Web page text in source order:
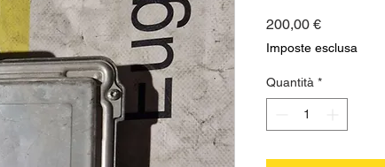
200,00 €Prezzo
Imposte esclusa
Quantità *